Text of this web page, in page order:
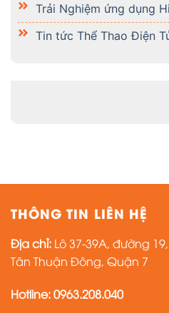
Trải Nghiệm ứng dụng
Tin tức Thể Thao Điện
THÔNG TIN LIÊN HỆ
Địa chỉ: Lô 37-39A, đường
Tân Thuận Đông, Quận 7
Hotline: 0963.208.040